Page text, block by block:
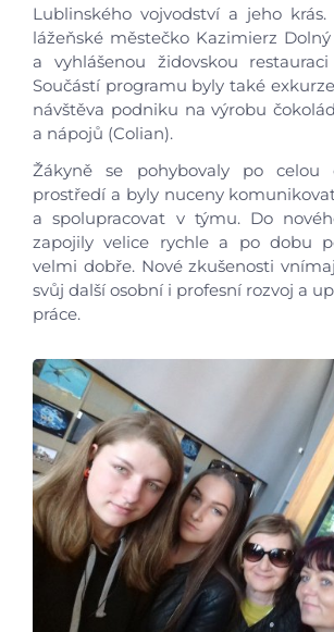
Úvod
Aktuálně
Škola
Studium
Foto
Video a audio
Virtuální prohlídka
Kontakty
Lublinského vojvodství a jeho
lážeňské městečko Kazimierz
a vyhlášenou židovskou restauraci
Součástí programu byly také
návštěva podniku na výrobu
a nápojů (Colian).
Žákyně se pohybovaly po
prostředí a byly nuceny
a spolupracovat v týmu. Do
zapojily velice rychle a po dobu
velmi dobře. Nové zkušenosti
svůj další osobní i profesní rozvoj a
práce.